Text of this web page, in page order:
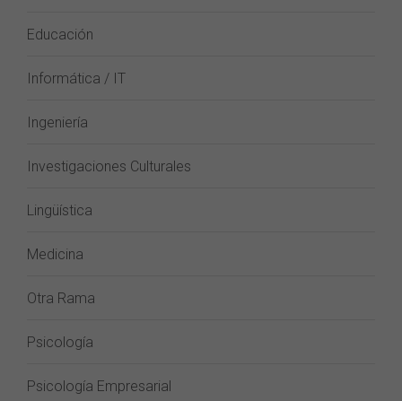
Educación
Informática / IT
Ingeniería
Investigaciones Culturales
Lingüística
Medicina
Otra Rama
Psicología
Psicología Empresarial